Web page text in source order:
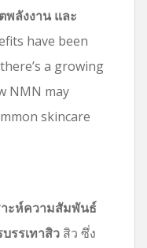
พลังงาน และ
have been
a growing
NMN may
skincare
ะห์ความสัมพันธ์
รรเทาสิว สิว ซึ่ง